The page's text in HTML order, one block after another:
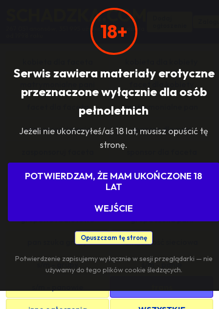
18+
Serwis zawiera materiały erotyczne
przeznaczone wyłącznie dla osób
pełnoletnich
Jeżeli nie ukończyłeś/aś 18 lat, musisz opuścić tę
stronę.
POTWIERDZAM, ŻE MAM UKOŃCZONE 18
LAT
WEJŚCIE
Opuszczam tę stronę
Potwierdzenie zapisujemy wyłącznie w sesji przeglądarki — nie
używamy do tego plików cookie śledzących.
SCHADZKA.COM
267 051 anonsów, 351 995 użytkowników, działa
facet dla faceta matrymonialne pan
zasponsoruj panią sponsor dla pani
sponsoring grupy agencje towarzyskie
grupowo i odlotowo grupa szuka pani
pan szuka grupy znajomość sieciowa
s/m - grupy s/m - panie